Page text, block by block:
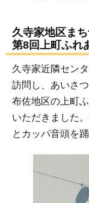
久寺家地区ま
第8回上町ふれ
久寺家近隣セン
訪問し、あいさつ
布佐地区の上町
いただきました
とカッパ音頭を踊